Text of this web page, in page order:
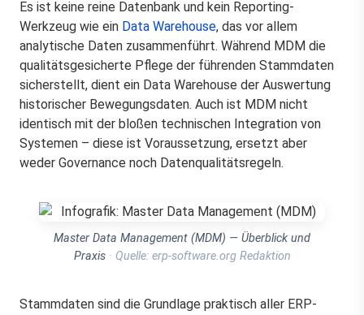
Es ist keine reine Datenbank und kein Reporting-
Werkzeug wie ein Data Warehouse, das vor allem
analytische Daten zusammenführt. Während MDM die
qualitätsgesicherte Pflege der führenden Stammdaten
sicherstellt, dient ein Data Warehouse der Auswertung
historischer Bewegungsdaten. Auch ist MDM nicht
identisch mit der bloßen technischen Integration von
Systemen – diese ist Voraussetzung, ersetzt aber
weder Governance noch Datenqualitätsregeln.
Master Data Management (MDM) — Überblick und
Praxis · Quelle: erp-software.org Redaktion
Stammdaten sind die Grundlage praktisch aller ERP-